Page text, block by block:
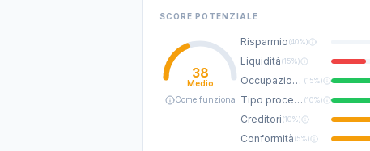
SCORE POTENZIALE
38
Medio
Come funziona
Risparmio(40%)
Liquidità(15%)
Occupazione (15%)
Tipo procedura (10%)
Creditori(10%)
Conformità(5%)